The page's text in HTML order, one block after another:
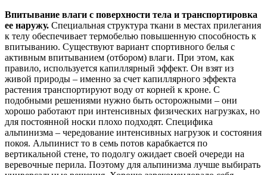
Впитывание влаги с поверхности тела и транспортировка
ее наружу. Специальная структура ткани в местах прилегания
к телу обеспечивает термобелью повышенную способность к
впитыванию. Существуют вариант спортивного белья с
активным впитыванием (отбором) влаги. При этом, как
правило, используется капиллярный эффект. Он взят из
живой природы – именно за счет капиллярного эффекта
растения транспортируют воду от корней к кроне. С
подобными решениями нужно быть осторожными – они
хорошо работают при интенсивных физических нагрузках, но
для постоянной носки плохо подходят. Специфика
альпинизма – чередование интенсивных нагрузок и состояния
покоя. Альпинист то в семь потов карабкается по
вертикальной стене, то подолгу ожидает своей очереди на
веревочные перила. Поэтому для альпинизма лучше выбирать